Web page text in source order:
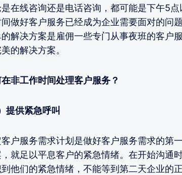
在线咨询还是电话咨询，都可能是下午5
做好客户服务已经成为企业需要面对的问
解决方案是雇佣一些专门从事夜班的客户
的解决方案。
非工作时间处理客户服务？
提供紧急呼叫
户服务需求计划是做好客户服务需求的第
就足以平息客户的紧急情绪。在开始沟通
他们的紧急情绪，不能等到第二天企业的